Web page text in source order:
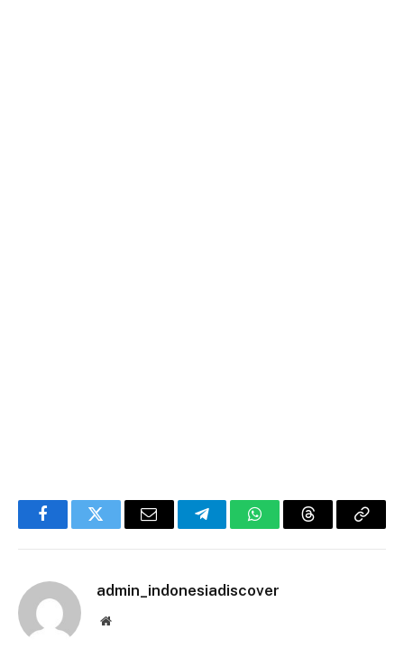
FacebookTwitter Email TelegramWhatsAppThreadsCopy
admin_indonesiadiscover
Website